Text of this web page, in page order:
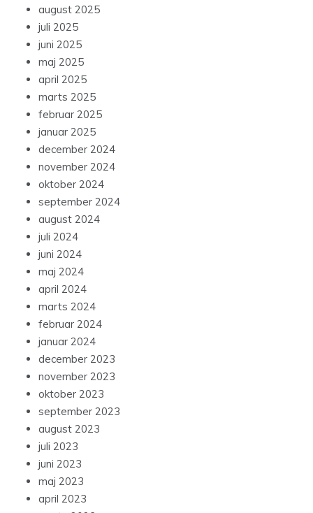
august 2025
juli 2025
juni 2025
maj 2025
april 2025
marts 2025
februar 2025
januar 2025
december 2024
november 2024
oktober 2024
september 2024
august 2024
juli 2024
juni 2024
maj 2024
april 2024
marts 2024
februar 2024
januar 2024
december 2023
november 2023
oktober 2023
september 2023
august 2023
juli 2023
juni 2023
maj 2023
april 2023